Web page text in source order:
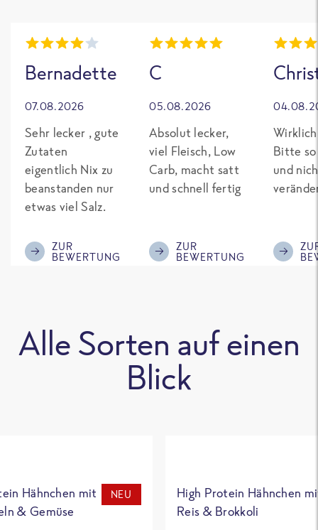
Bernadette
07.08.2026
Sehr lecker , gute
Zutaten
eigentlich Nix zu
beanstanden nur
etwas viel Salz.
ZUR
BEWERTUNG
C
05.08.2026
Absolut lecker,
viel Fleisch, Low
Carb, macht satt
und schnell fertig
ZUR
BEWERTUNG
Bitte so
und
Alle Sorten auf einen
Blick
Hähnchen mit
& Gemüse
NEU
High Protein Hähnchen
Reis & Brokkoli